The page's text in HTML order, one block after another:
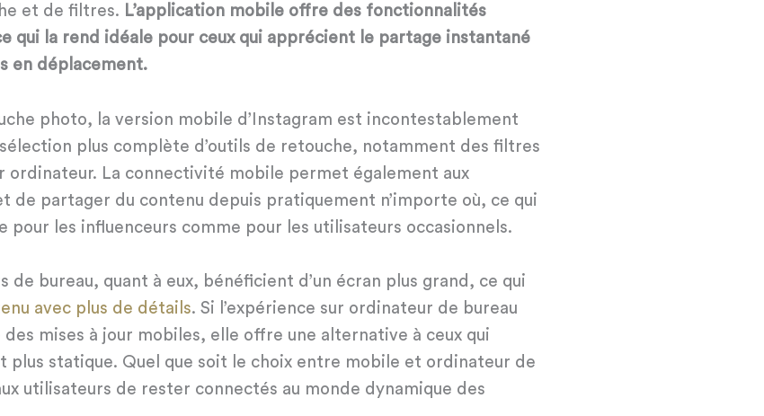
et de filtres. L’application mobile offre des fonctionnalités
qui la rend idéale pour ceux qui apprécient le partage instantané
en déplacement.
photo, la version mobile d’Instagram est incontestablement
plus complète d’outils de retouche, notamment des filtres
ordinateur. La connectivité mobile permet également aux
de partager du contenu depuis pratiquement n’importe où, ce qui
pour les influenceurs comme pour les utilisateurs occasionnels.
de bureau, quant à eux, bénéficient d’un écran plus grand, ce qui
avec plus de détails. Si l’expérience sur ordinateur de bureau
mises à jour mobiles, elle offre une alternative à ceux qui
plus statique. Quel que soit le choix entre mobile et ordinateur de
utilisateurs de rester connectés au monde dynamique des